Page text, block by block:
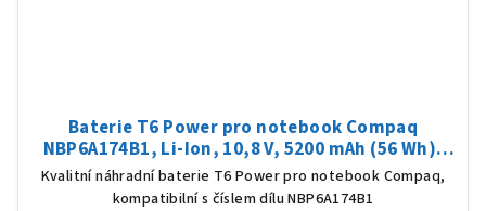
Baterie T6 Power pro notebook Compaq
NBP6A174B1, Li-Ion, 10,8 V, 5200 mAh (56 Wh),
černá
Kvalitní náhradní baterie T6 Power pro notebook Compaq,
kompatibilní s číslem dílu NBP6A174B1